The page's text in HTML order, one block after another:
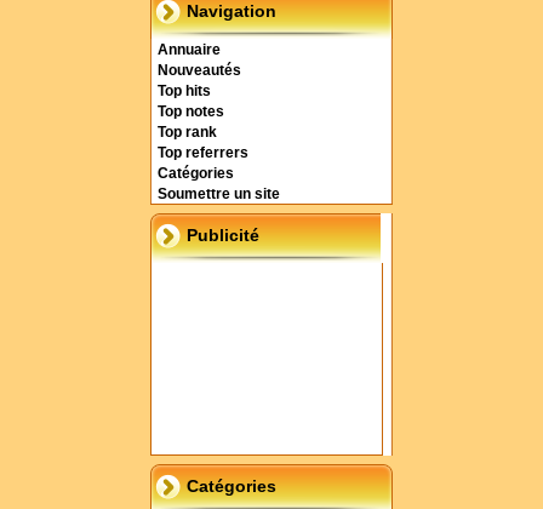
Navigation
Annuaire
Nouveautés
Top hits
Top notes
Top rank
Top referrers
Catégories
Soumettre un site
Publicité
Catégories